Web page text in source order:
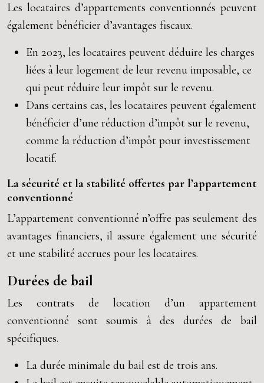
Les locataires d’appartements conventionnés peuvent
également bénéficier d’avantages fiscaux.
En 2023, les locataires peuvent déduire les charges
liées à leur logement de leur revenu imposable, ce
qui peut réduire leur impôt sur le revenu.
Dans certains cas, les locataires peuvent également
bénéficier d’une réduction d’impôt sur le revenu,
comme la réduction d’impôt pour investissement
locatif.
La sécurité et la stabilité offertes par l’appartement
conventionné
L’appartement conventionné n’offre pas seulement des
avantages financiers, il assure également une sécurité
et une stabilité accrues pour les locataires.
Durées de bail
Les contrats de location d’un appartement
conventionné sont soumis à des durées de bail
spécifiques.
La durée minimale du bail est de trois ans.